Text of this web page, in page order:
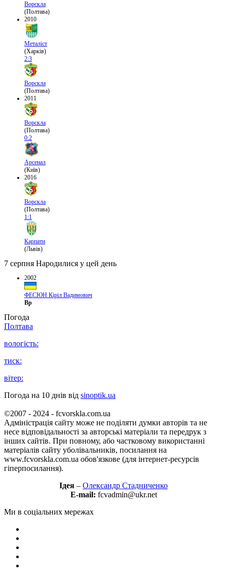
Ворскла
(Полтава)
2010
Металіст
(Харків)
2:3
Ворскла
(Полтава)
2011
Ворскла
(Полтава)
0:2
Арсенал
(Київ)
2016
Ворскла
(Полтава)
1:1
Карпати
(Львів)
7 серпня Народилися у цей день
2002
ФЕСЮН Кіріл Вадимович
Вр
Погода
Полтава
вологість:
тиск:
вітер:
Погода на 10 днів від sinoptik.ua
©2007 - 2024 - fcvorskla.com.ua
Адміністрація сайту може не поділяти думки авторів та не
несе відповідальності за авторські матеріали та передрук з
інших сайтів. При повному, або частковому використанні
матеріалів сайту уболівальників, посилання на
www.fcvorskla.com.ua обов'язкове (для інтернет-ресурсів
гіперпосилання).
Ідея – Олександр Стадниченко
E-mail: fcvadmin@ukr.net
Ми в соціальних мережах